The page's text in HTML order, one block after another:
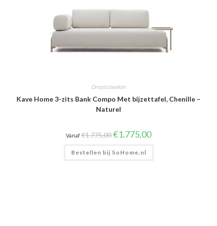
Driezitsbanken
Kave Home 3-zits Bank Compo Met bijzettafel, Chenille –
Naturel
Vanaf €1.775,00Oorspronkelijke
prijs
was:
€1.775,00.
€1.775,00Huidige
prijs
is:
Bestellen bij SoHome.nl